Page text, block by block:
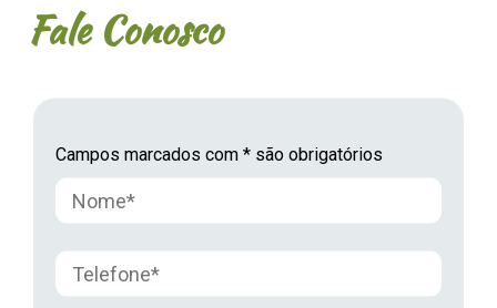
Fale Conosco
Campos marcados com * são obrigatórios